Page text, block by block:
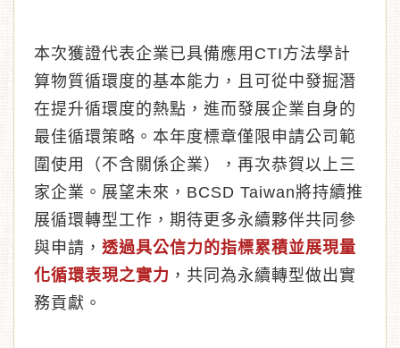
本次獲證代表企業已具備應用CTI方法學計
算物質循環度的基本能力，且可從中發掘潛
在提升循環度的熱點，進而發展企業自身的
最佳循環策略。本年度標章僅限申請公司範
圍使用（不含關係企業），再次恭賀以上三
家企業。展望未來，BCSD Taiwan將持續推
展循環轉型工作，期待更多永續夥伴共同參
與申請，透過具公信力的指標累積並展現量
化循環表現之實力 ，共同為永續轉型做出實
務貢獻。